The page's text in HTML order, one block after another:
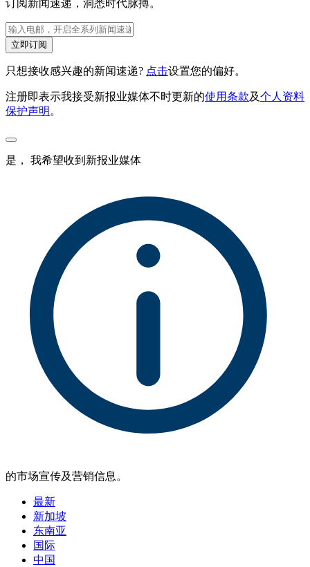
订阅新闻速递，洞悉时代脉搏。
立即订阅
只想接收感兴趣的新闻速递? 点击设置您的偏好。
注册即表示我接受新报业媒体不时更新的使用条款及个人资料
保护声明 。
是， 我希望收到新报业媒体
的市场宣传及营销信息。
最新
新加坡
东南亚
国际
中国